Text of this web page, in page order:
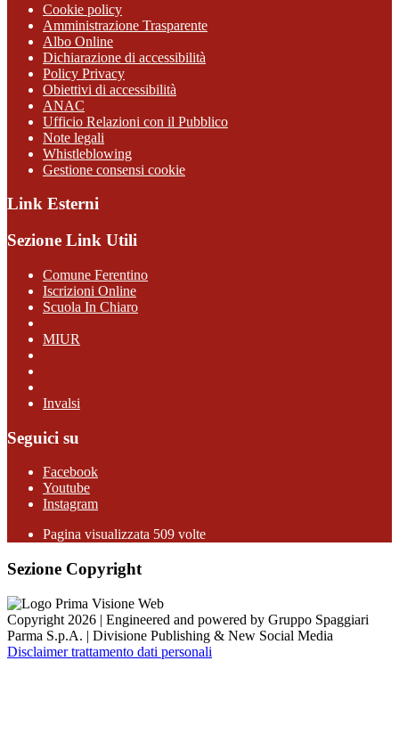
Cookie policy
Amministrazione Trasparente
Albo Online
Dichiarazione di accessibilità
Policy Privacy
Obiettivi di accessibilità
ANAC
Ufficio Relazioni con il Pubblico
Note legali
Whistleblowing
Gestione consensi cookie
Link Esterni
Sezione Link Utili
Comune Ferentino
Iscrizioni Online
Scuola In Chiaro
MIUR
Invalsi
Seguici su
Facebook
Youtube
Instagram
Pagina visualizzata 509 volte
Sezione Copyright
Copyright 2026 | Engineered and powered by Gruppo Spaggiari
Parma S.p.A. | Divisione Publishing & New Social Media
Disclaimer trattamento dati personali